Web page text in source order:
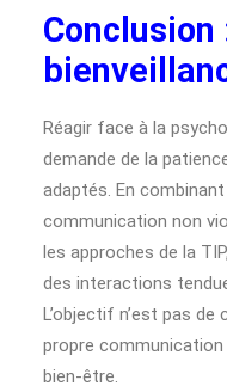
Réagir face à la
demande de la
adaptés. En
communication non
les approches de la
des interactions
L’objectif n’est pas de
propre
bien-être.